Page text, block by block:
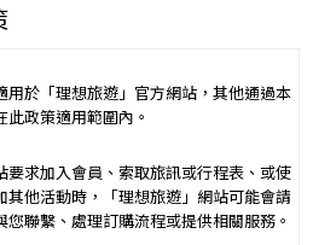
下列約定辦理。
到中華民國疆域以外其他國家或地區旅
遊契約之約定。
義務，依本契約條款之約定定之；本契約
有關法令之規定。
及廣告責任）
用於「理想旅遊」官方網站，其他通過本
政策適用範圍內。
要求加入會員、索取旅訊或行程表、或使
其他活動時，「理想旅遊」網站可能會請
聯繫、處理訂購流程或提供相關服務。